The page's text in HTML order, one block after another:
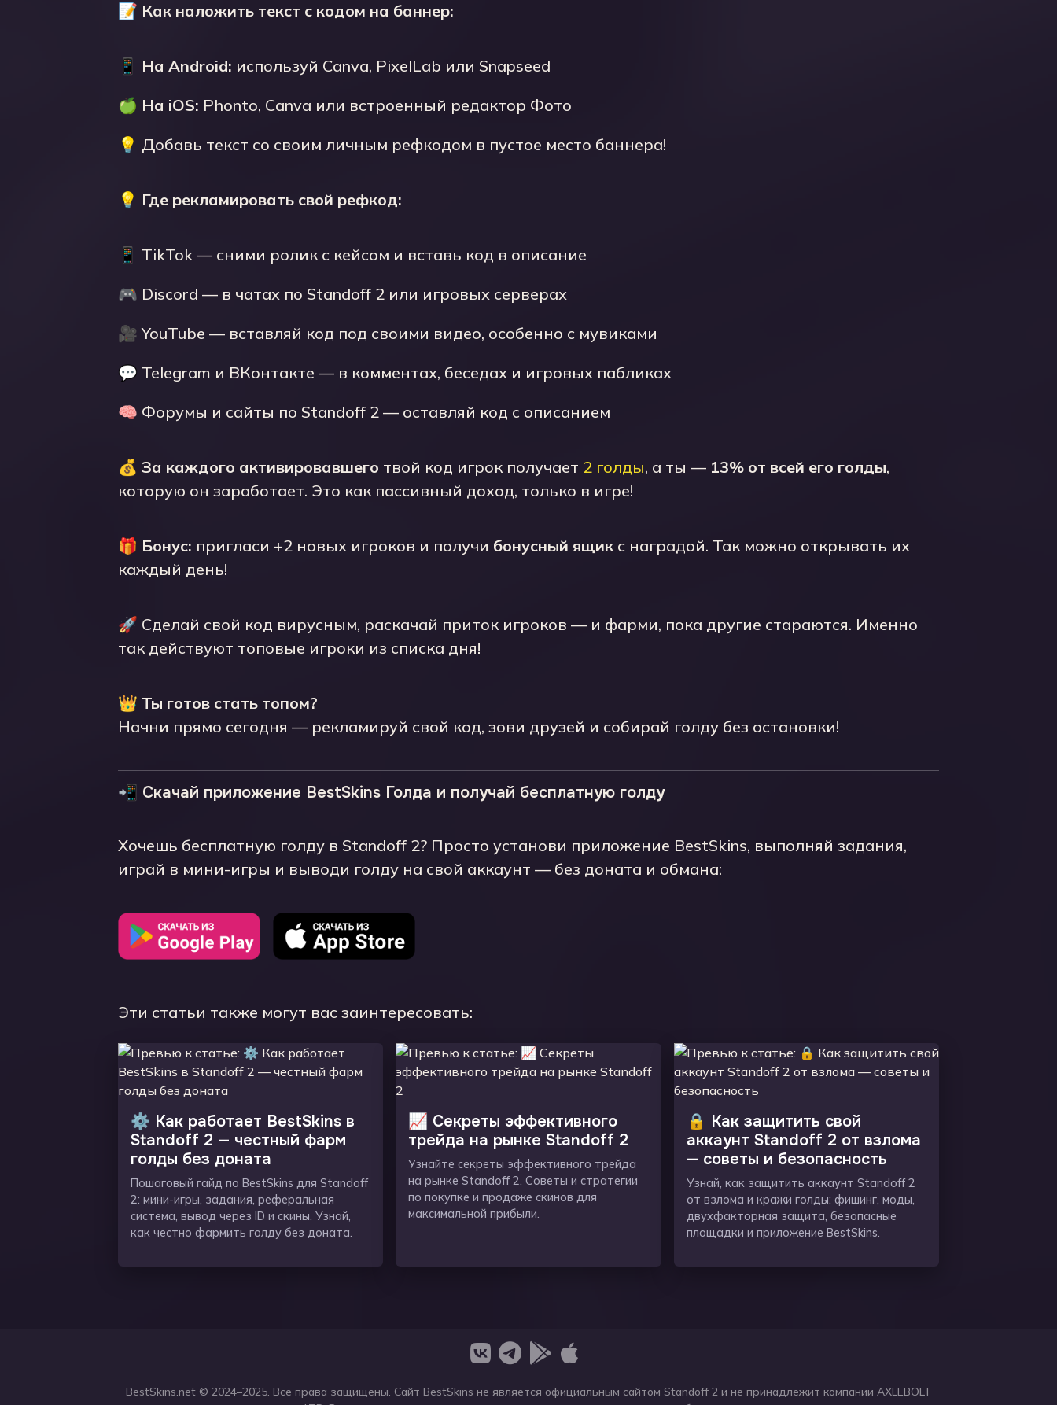
📝 Как наложить текст с кодом на баннер:
📱 На Android: используй Canva, PixelLab или Snapseed
🍏 На iOS: Phonto, Canva или встроенный редактор Фото
💡 Добавь текст со своим личным рефкодом в пустое место баннера!
💡 Где рекламировать свой рефкод:
📱 TikTok — сними ролик с кейсом и вставь код в описание
🎮 Discord — в чатах по Standoff 2 или игровых серверах
🎥 YouTube — вставляй код под своими видео, особенно с мувиками
💬 Telegram и ВКонтакте — в комментах, беседах и игровых пабликах
🧠 Форумы и сайты по Standoff 2 — оставляй код с описанием
💰 За каждого активировавшего твой код игрок получает 2 голды, а ты — 13% от всей его голды,
которую он заработает. Это как пассивный доход, только в игре!
🎁 Бонус: пригласи +2 новых игроков и получи бонусный ящик с наградой. Так можно открывать их
каждый день!
🚀 Сделай свой код вирусным, раскачай приток игроков — и фарми, пока другие стараются. Именно
так действуют топовые игроки из списка дня!
👑 Ты готов стать топом?
Начни прямо сегодня — рекламируй свой код, зови друзей и собирай голду без остановки!
📲 Скачай приложение BestSkins Голда и получай бесплатную голду
Хочешь бесплатную голду в Standoff 2? Просто установи приложение BestSkins, выполняй задания,
играй в мини-игры и выводи голду на свой аккаунт — без доната и обмана:
Эти статьи также могут вас заинтересовать:
⚙️ Как работает BestSkins в
Standoff 2 — честный фарм
голды без доната
Пошаговый гайд по BestSkins для Standoff
2: мини-игры, задания, реферальная
система, вывод через ID и скины. Узнай,
как честно фармить голду без доната.
📈 Секреты эффективного
трейда на рынке Standoff 2
Узнайте секреты эффективного трейда
на рынке Standoff 2. Советы и стратегии
по покупке и продаже скинов для
максимальной прибыли.
🔒 Как защитить свой
аккаунт Standoff 2 от взлома
— советы и безопасность
Узнай, как защитить аккаунт Standoff 2
от взлома и кражи голды: фишинг, моды,
двухфакторная защита, безопасные
площадки и приложение BestSkins.
BestSkins.net © 2024–2025. Все права защищены. Сайт BestSkins не является официальным сайтом Standoff 2 и не принадлежит компании AXLEBOLT